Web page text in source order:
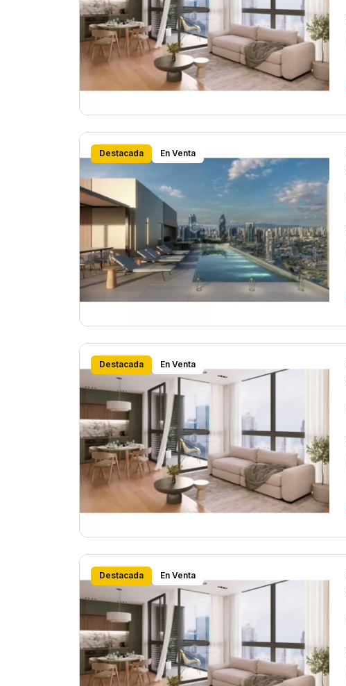
Destacada En Venta
Destacada En Venta
Destacada En Venta